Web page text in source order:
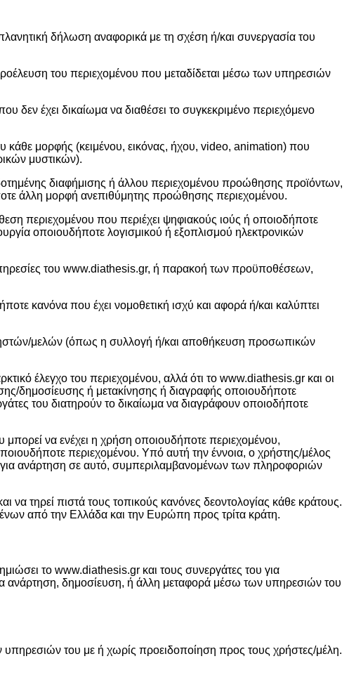
δήλωση αναφορικά με τη σχέση ή/και συνεργασία του
του περιεχομένου που μεταδίδεται μέσω των υπηρεσιών
έχει δικαίωμα να διαθέσει το συγκεκριμένο περιεχόμενο
κάθε μορφής (κειμένου, εικόνας, ήχου, video, animation) που
μυστικών).
διαφήμισης ή άλλου περιεχομένου προώθησης προϊόντων,
άλλη μορφή ανεπιθύμητης προώθησης περιεχομένου.
περιεχομένου που περιέχει ψηφιακούς ιούς ή οποιοδήποτε
οποιουδήποτε λογισμικού ή εξοπλισμού ηλεκτρονικών
του www.diathesis.gr, ή παρακοή των προϋποθέσεων,
κανόνα που έχει νομοθετική ισχύ και αφορά ή/και καλύπτει
μελών (όπως η συλλογή ή/και αποθήκευση προσωπικών
έλεγχο του περιεχομένου, αλλά ότι το www.diathesis.gr και οι
δημοσίευσης ή μετακίνησης ή διαγραφής οποιουδήποτε
του διατηρούν το δικαίωμα να διαγράφουν οποιοδήποτε
μπορεί να ενέχει η χρήση οποιουδήποτε περιεχομένου,
περιεχομένου. Υπό αυτή την έννοια, ο χρήστης/μέλος
για ανάρτηση σε αυτό, συμπεριλαμβανομένων των πληροφοριών
να τηρεί πιστά τους τοπικούς κανόνες δεοντολογίας κάθε κράτους.
από την Ελλάδα και την Ευρώπη προς τρίτα κράτη.
το www.diathesis.gr και τους συνεργάτες του για
ανάρτηση, δημοσίευση, ή άλλη μεταφορά μέσω των υπηρεσιών του
υπηρεσιών του με ή χωρίς προειδοποίηση προς τους χρήστες/μέλη.